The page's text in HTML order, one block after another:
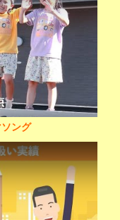
ング